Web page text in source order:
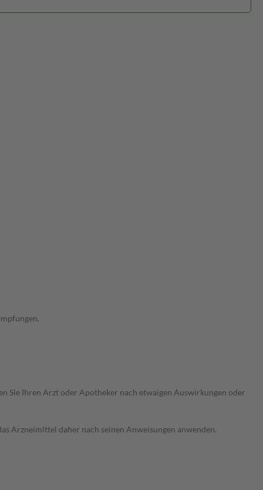
Sie Ihren Arzt oder Apotheker nach etwaigen Auswirkungen oder
Arzneimittel daher nach seinen Anweisungen anwenden.